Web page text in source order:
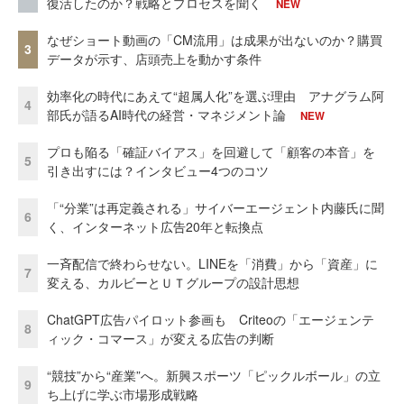
NEW
3
なぜショート動画の「CM流用」は成果が出ないのか？購買
データが示す、店頭売上を動かす条件
4
効率化の時代にあえて“超属人化”を選ぶ理由 アナグラム阿
部氏が語るAI時代の経営・マネジメント論
NEW
5
プロも陥る「確証バイアス」を回避して「顧客の本音」を
引き出すには？インタビュー4つのコツ
6
「“分業”は再定義される」サイバーエージェント内藤氏に聞
く、インターネット広告20年と転換点
7
一斉配信で終わらせない。LINEを「消費」から「資産」に
変える、カルビーとＵＴグループの設計思想
8
ChatGPT広告パイロット参画も Criteoの「エージェンテ
ィック・コマース」が変える広告の判断
9
“競技”から“産業”へ。新興スポーツ「ピックルボール」の立
ち上げに学ぶ市場形成戦略